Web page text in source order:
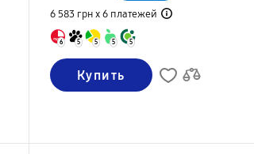
6 583 грн х 6 платежей
6 5 5 5 5
Купить